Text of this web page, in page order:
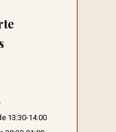
13:30-14:00